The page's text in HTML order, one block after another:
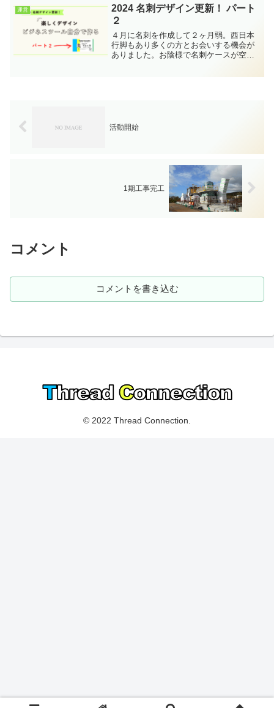
を保ったまま乗り切りま...
運営
2024 名刺デザイン更新！ パート
２
４月に名刺を作成して２ヶ月弱。西日本
行脚もあり多くの方とお会いする機会が
ありました。お陰様で名刺ケースが空っ
活動開始
1期工事完工
コメント
コメントを書き込む
© 2022 Thread Connection.